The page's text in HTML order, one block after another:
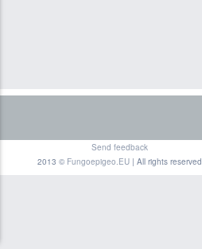
Send feedback
2013 © Fungoepigeo.EU| All rights reserved